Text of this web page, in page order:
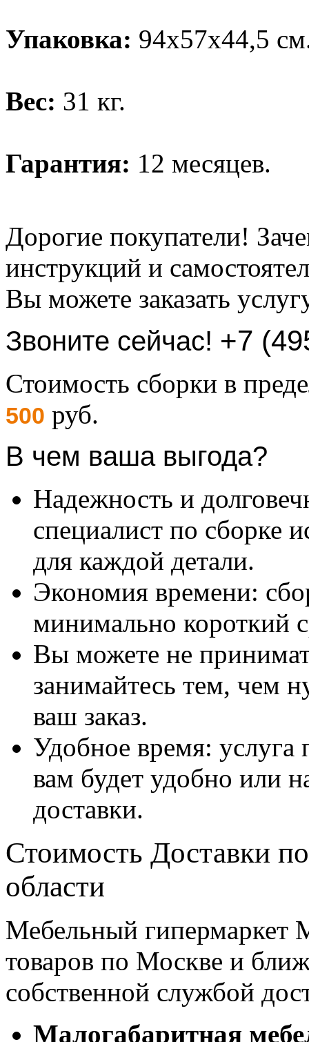
Упаковка: 94х57х44,5
Вес: 31 кг.
Гарантия: 12 месяцев.
Дорогие покупатели!
инструкций и
Вы можете заказать
Звоните сейчас! +7
Стоимость сборки в
500 руб.
В чем ваша выгода?
Надежность и
специалист по сборке
для каждой детали.
Экономия времени:
минимально короткий
Вы можете не
занимайтесь тем, чем
ваш заказ.
Удобное время: услуга
вам будет удобно или
доставки.
Стоимость Доставки
области
Мебельный гипермаркет
товаров по Москве и
собственной службой
Малогабаритная